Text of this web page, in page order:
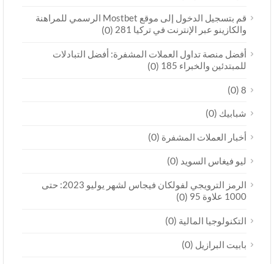
قم بتسجيل الدخول إلى موقع Mostbet الرسمي للمراهنة
والكازينو عبر الإنترنت في تركيا 281 (0)
أفضل منصة تداول العملات المشفرة: أفضل التبادلات
للمبتدئين والخبراء 185 (0)
8
(0)
شبابيك(0)
أخبار العملات المشفرة(0)
ليو فيغاس السويد(0)
الرمز الترويجي لفولكان فيجاس لشهر يوليو 2023: حتى
1000 علاوة 95 (0)
التكنولوجيا المالية(0)
بابيت البرازيل (0)